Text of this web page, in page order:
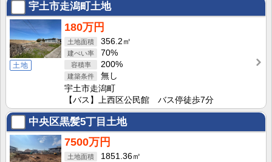
宇土市走潟町土地
土地
180万円
356.2㎡
70%
200%
無し
宇土市走潟町
【バス】上西区公民館 バス停徒歩7分
中央区黒髪5丁目土地
7500万円
1851.36㎡